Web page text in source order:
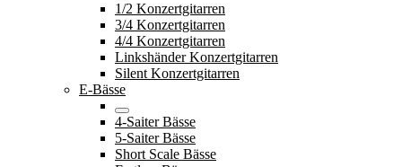
1/2 Konzertgitarren
3/4 Konzertgitarren
4/4 Konzertgitarren
Linkshänder Konzertgitarren
Silent Konzertgitarren
E-Bässe
4-Saiter Bässe
5-Saiter Bässe
Short Scale Bässe